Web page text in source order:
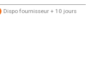
Dispo fournisseur + 10 jours